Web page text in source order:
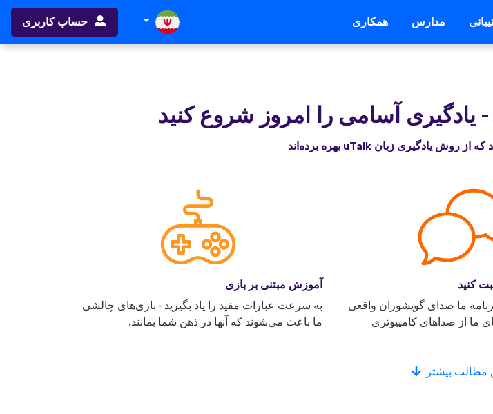
مدارس همکاری حساب کاربری
- یادگیری آسامی را امروز شروع کنید
کنید
ما صدای گویشوران واقعی
ما از صداهای کامپیوتری
آموزش مبتنی بر بازی
به سرعت عبارات مفید را یاد بگیرید - بازی‌های چالشی
ما باعث می‌شوند که آنها در ذهن شما بمانند.
مطالب بیشتر